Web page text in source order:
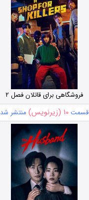
فروشگاهی برای قاتلان فصل ۲
قسمت۱۰ (زیرنویس) منتشر شد